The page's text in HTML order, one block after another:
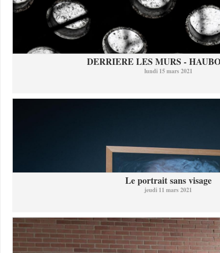
DERRIERE LES MURS -
lundi 15 mars 2021
Le portrait sans visage
jeudi 11 mars 2021